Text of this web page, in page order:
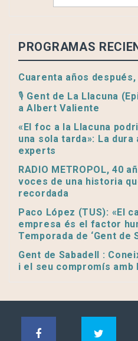
PROGRAMAS
Cuarenta años
🎙️ Gent de La Llacuna
a Albert Valiente
«El foc a la Llacuna
una sola tarda»: La
experts
RADIO METROPOL, 40
voces de una historia
recordada
Paco López (TUS): «El
empresa és el factor
Temporada de ‘Gent de
Gent de Sabadell :
i el seu compromís amb